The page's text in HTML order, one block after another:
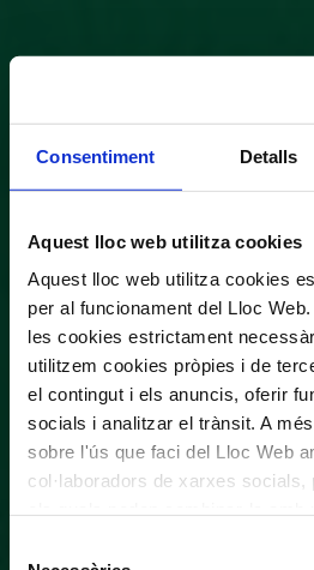
Consentiment Detalls
Aquest lloc web utilitza cookies
Aquest lloc web utilitza cookies
per al funcionament del Lloc
les cookies estrictament
utilitzem cookies pròpies i de
el contingut i els anuncis, oferir
socials i analitzar el trànsit. A
sobre l'ús que faci del Lloc Web
col·laboradors de xarxes socials,